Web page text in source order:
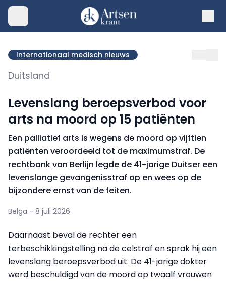
Internationaal medisch nieuws
Duitsland
Levenslang beroepsverbod voor
arts na moord op 15 patiënten
Een palliatief arts is wegens de moord op vijftien
patiënten veroordeeld tot de maximumstraf. De
rechtbank van Berlijn legde de 41-jarige Duitser een
levenslange gevangenisstraf op en wees op de
bijzondere ernst van de feiten.
Belga - 8 juli 2026
Daarnaast beval de rechter een
terbeschikkingstelling na de celstraf en sprak hij een
levenslang beroepsverbod uit. De 41-jarige dokter
werd beschuldigd van de moord op twaalf vrouwen